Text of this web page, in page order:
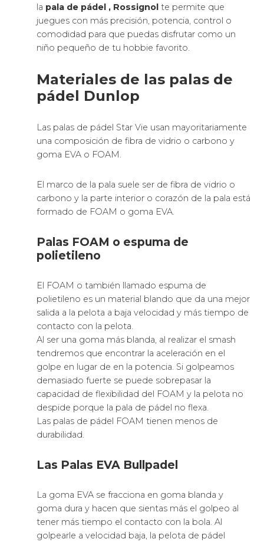
la pala de pádel , Rossignol te permite que
juegues con más precisión, potencia, control o
comodidad para que puedas disfrutar como un
niño pequeño de tu hobbie favorito.
Materiales de las palas de
pádel Dunlop
Las palas de pádel Star Vie usan mayoritariamente
una composición de fibra de vidrio o carbono y
goma EVA o FOAM.
El marco de la pala suele ser de fibra de vidrio o
carbono y la parte interior o corazón de la pala está
formado de FOAM o goma EVA.
Palas FOAM o espuma de
polietileno
El FOAM o también llamado espuma de
polietileno es un material blando que da una mejor
salida a la pelota a baja velocidad y más tiempo de
contacto con la pelota.
Al ser una goma más blanda, al realizar el smash
tendremos que encontrar la aceleración en el
golpe en lugar de en la potencia. Si golpeamos
demasiado fuerte se puede sobrepasar la
capacidad de flexibilidad del FOAM y la pelota no
despide porque la pala de pádel no flexa.
Las palas de pádel FOAM tienen menos de
durabilidad.
Las Palas EVA Bullpadel
La goma EVA se fracciona en goma blanda y
goma dura y hacen que sientas más el golpeo al
tener más tiempo el contacto con la bola. Al
golpearle a velocidad baja, la pelota de pádel